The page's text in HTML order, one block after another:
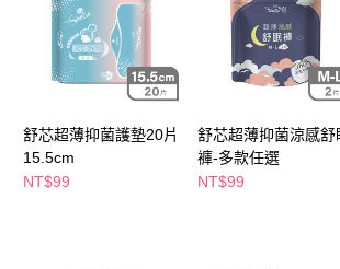
客戶支援中心」https://netprotections.freshdesk.com/
【注意事項】
１．透過由恩沛科技股份有限公司提供之「AFTEE先
易，需依本服務之必要範圍內提供個人資料，並將交
２．關於個人資料處理事宜，請瀏覽以下網址：
https://aftee.tw/terms/#terms3
３．未成年的使用者請事先徵得法定代理人或監護人
「AFTEE先享後付」，若未經同意申辦者引起之損失
7-11取貨付款
每筆NT$65，滿NT$490(含以上)免運費
每筆NT$65，滿NT$490(含以上)免運費
宅配(本島)
舒芯超薄抑菌護墊20片
15.5cm
NT$99
舒芯超薄抑菌涼感舒
褲-多款任選
NT$99